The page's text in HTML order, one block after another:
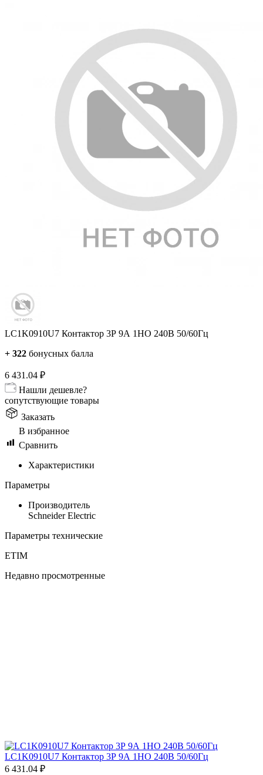
LC1K0910U7 Контактор 3Р 9А 1НО 240В 50/60Гц
+ 322 бонусных балла
6 431.04 ₽
Нашли дешевле?
сопутствующие товары
Заказать
В избранное
Сравнить
Характеристики
Параметры
Производитель
Schneider Electric
Параметры технические
ETIM
Недавно просмотренные
LC1K0910U7 Контактор 3Р 9А 1НО 240В 50/60Гц
6 431.04 ₽